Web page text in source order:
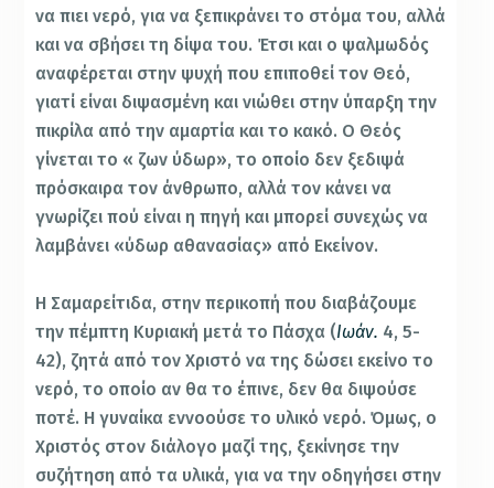
να πιει νερό, για να ξεπικράνει το στόμα του, αλλά
και να σβήσει τη δίψα του. Έτσι και ο ψαλμωδός
αναφέρεται στην ψυχή που επιποθεί τον Θεό,
γιατί είναι διψασμένη και νιώθει στην ύπαρξη την
πικρίλα από την αμαρτία και το κακό. Ο Θεός
γίνεται το « ζων ύδωρ», το οποίο δεν ξεδιψά
πρόσκαιρα τον άνθρωπο, αλλά τον κάνει να
γνωρίζει πού είναι η πηγή και μπορεί συνεχώς να
λαμβάνει «ύδωρ αθανασίας» από Εκείνον.
Η Σαμαρείτιδα, στην περικοπή που διαβάζουμε
την πέμπτη Κυριακή μετά το Πάσχα (Ιωάν. 4, 5-
42), ζητά από τον Χριστό να της δώσει εκείνο το
νερό, το οποίο αν θα το έπινε, δεν θα διψούσε
ποτέ. Η γυναίκα εννοούσε το υλικό νερό. Όμως, ο
Χριστός στον διάλογο μαζί της, ξεκίνησε την
συζήτηση από τα υλικά, για να την οδηγήσει στην